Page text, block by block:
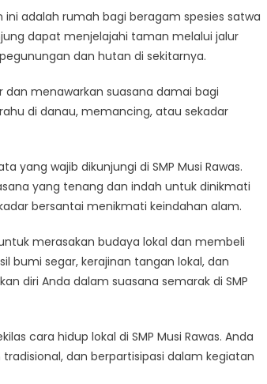
ini adalah rumah bagi beragam spesies satwa
dapat menjelajahi taman melalui jalur
dan hutan di sekitarnya.
dan menawarkan suasana damai bagi
di danau, memancing, atau sekadar
yang wajib dikunjungi di SMP Musi Rawas.
yang tenang dan indah untuk dinikmati
bersantai menikmati keindahan alam.
merasakan budaya lokal dan membeli
bumi segar, kerajinan tangan lokal, dan
diri Anda dalam suasana semarak di SMP
cara hidup lokal di SMP Musi Rawas. Anda
dan berpartisipasi dalam kegiatan